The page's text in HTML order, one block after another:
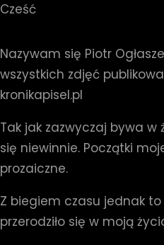
Cześć
Nazywam się Piotr
wszystkich zdjęć
kronikapisel.pl
Tak jak zazwyczaj bywa w
się niewinnie. Początki
prozaiczne.
Z biegiem czasu jednak to
przerodziło się w moją